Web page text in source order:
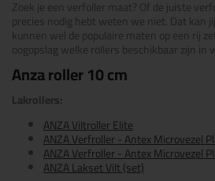
Zoek je een verfoller maat? Of de juiste
precies nodig hebt weten we niet. Dat kan
kunnen wel de populaire maten op een rij
oogopslag welke rollers beschikbaar zijn in
Anza roller 10 cm
Lakrollers:
ANZA Viltroller Elite
ANZA Verfroller - Antex Microvezel
ANZA Verfroller - Antex Microvezel
ANZA Lakset Vilt (set)